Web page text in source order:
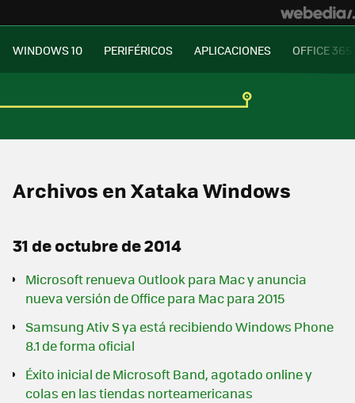
WINDOWS 10 PERIFÉRICOS APLICACIONES OFFICE 365
Archivos en Xataka Windows
31 de octubre de 2014
Microsoft renueva Outlook para Mac y anuncia
nueva versión de Office para Mac para 2015
Samsung Ativ S ya está recibiendo Windows Phone
8.1 de forma oficial
Éxito inicial de Microsoft Band, agotado online y
colas en las tiendas norteamericanas